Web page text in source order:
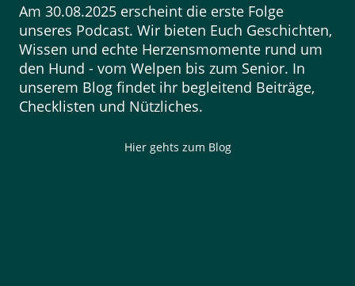
Am 30.08.2025 erscheint die erste Folge
unseres Podcast. Wir bieten Euch Geschichten,
Wissen und echte Herzensmomente rund um
den Hund - vom Welpen bis zum Senior. In
unserem Blog findet ihr begleitend Beiträge,
Checklisten und Nützliches.
Hier gehts zum Blog